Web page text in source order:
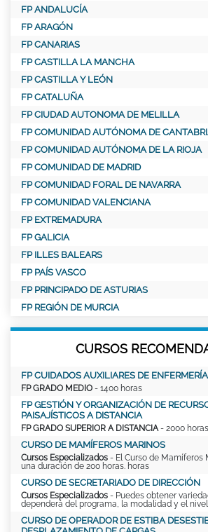
FP ANDALUCÍA
FP ARAGÓN
FP CANARIAS
FP CASTILLA LA MANCHA
FP CASTILLA Y LEÓN
FP CATALUÑA
FP CIUDAD AUTONOMA DE MELILLA
FP COMUNIDAD AUTÓNOMA DE
FP COMUNIDAD AUTÓNOMA DE LA RIOJA
FP COMUNIDAD DE MADRID
FP COMUNIDAD FORAL DE NAVARRA
FP COMUNIDAD VALENCIANA
FP EXTREMADURA
FP GALICIA
FP ILLES BALEARS
FP PAÍS VASCO
FP PRINCIPADO DE ASTURIAS
FP REGIÓN DE MURCIA
CURSOS
FP CUIDADOS AUXILIARES DE ENFERMERÍA
FP GRADO MEDIO - 1400 horas
FP GESTIÓN Y ORGANIZACIÓN DE
PAISAJÍSTICOS A DISTANCIA
FP GRADO SUPERIOR A DISTANCIA - 2000 horas
CURSO DE MAMÍFEROS MARINOS
Cursos Especializados - El Curso de Mamíferos
una duración de 200 horas. horas
CURSO DE SECRETARIADO DE DIRECCIÓN
Cursos Especializados - Puedes obtener
dependerá del programa, la modalidad y el
CURSO DE OPERADOR DE ESTIBA